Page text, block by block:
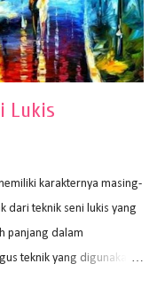
menggambar
Lukis
karakternya masing-
dari teknik seni lukis yang
panjang dalam
teknik yang digunakan.